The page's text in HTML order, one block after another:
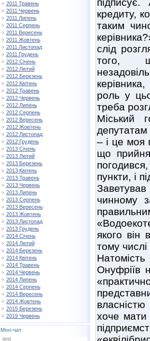
2011 Травень
2011 Червень
2011 Липень
2011 Серпень
2011 Вересень
2011 Жовтень
2011 Листопад
2011 Грудень
2012 Січень
2012 Лютий
2012 Березень
2012 Квітень
2012 Травень
2012 Червень
2012 Липень
2012 Серпень
2012 Вересень
2012 Жовтень
2012 Листопад
2012 Грудень
2013 Січень
2013 Лютий
2013 Березень
2013 Квітень
2013 Травень
2013 Червень
2013 Липень
2013 Серпень
2013 Вересень
2013 Жовтень
2013 Листопад
2013 Грудень
2014 Січень
2014 Лютий
2014 Березень
2014 Квітень
2014 Травень
2014 Червень
2014 Липень
2014 Серпень
2014 Вересень
2014 Жовтень
2015 Березень
2019 Червень
Міні-чат
кредиту,
таким
слід
того,
роль у
треба
Міський
депутатам
– і це моя
що
пункти, і
чинному
якого він
тому
Онуфріїв
хоче мати